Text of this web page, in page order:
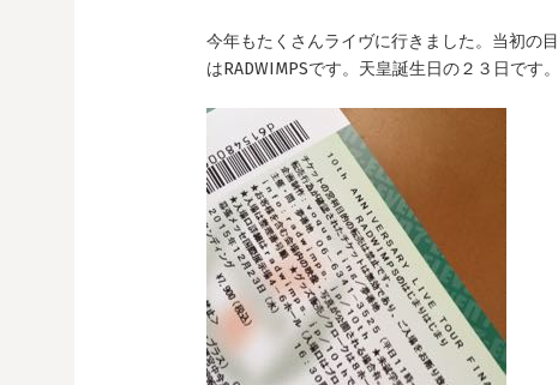
今年もたくさんライヴに行きました。当初の
はRADWIMPSです。天皇誕生日の２３日です